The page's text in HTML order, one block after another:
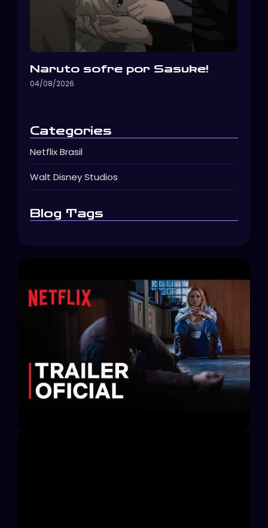
Naruto sofre por Sasuke!
04/08/2026
Categories
Netflix Brasil
Walt Disney Studios
Blog Tags